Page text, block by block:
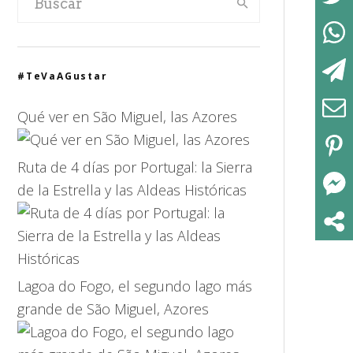
#TeVaAGustar
Qué ver en São Miguel, las Azores
Ruta de 4 días por Portugal: la Sierra
de la Estrella y las Aldeas Históricas
Lagoa do Fogo, el segundo lago más
grande de São Miguel, Azores